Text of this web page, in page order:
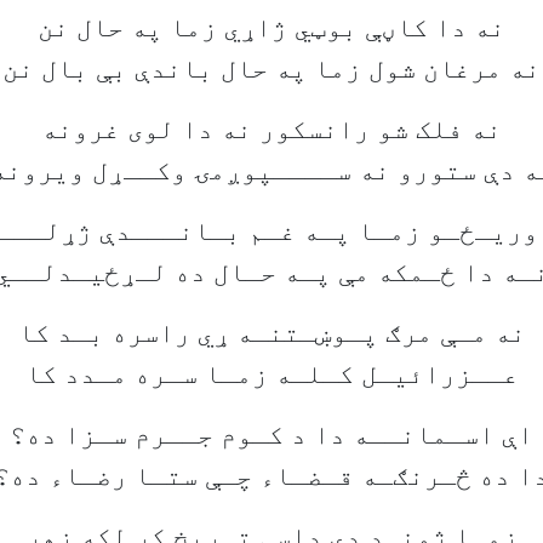
نه دا کاڼې بوټي ژاړي زما په حال نن
نه مرغان شول زما په حال باندې بې بال نن
نه فلک شو رانسکور نه دا لوی غرونه
دې ستورو نه ســــپوږمۍ وکــړل
زمـا پـه غـم بـانـــدې
دا ځـمکه مې پـه حـال ده
نه مـې مرګ پـوښـتنـه ړي راسره بـد کا
عــزرائيـل کـلـه زمـا سـره مـدد کا
اې اسـمانــه دا د کـوم جــرم سـزا ده؟
ده څـرنګـه قـضـاء چـې ستـا رضـاء
زمـا ژونـد دې داسې تـريخ کړ لکه زھر